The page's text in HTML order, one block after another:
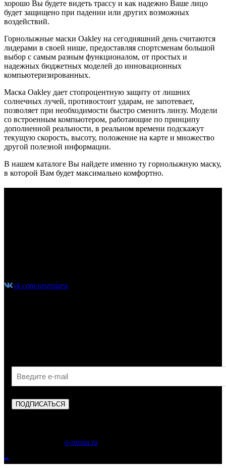
хорошо Вы будете видеть трассу и как надежно Ваше лицо
будет защищено при падении или других возможных
воздействий.
Горнолыжные маски Oakley на сегодняшний день считаются
лидерами в своей нише, предоставляя спортсменам большой
выбор с самым разным функционалом, от простых и
надежных бюджетных моделей до инновационных
компьютеризированных.
Маска Oakley дает стопроцентную защиту от лишних
солнечных лучей, противостоит ударам, не запотевает,
позволяет при необходимости быстро сменить линзу. Модели
со встроенным компьютером, работающие по принципу
дополненной реальности, в реальном времени подскажут
текущую скорость, высоту, положение на карте и множество
другой полезной информации.
В нашем каталоге Вы найдете именно ту горнолыжную маску,
в которой Вам будет максимально комфортно.
vk.com/orussiaru
ПОДПИСАТЬСЯ
o-russia.ru